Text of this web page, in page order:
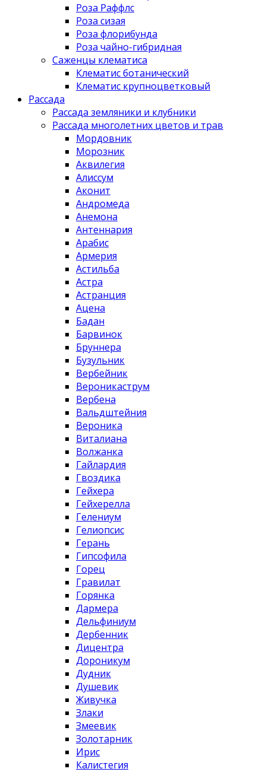
Роза Раффлс
Роза сизая
Роза флорибунда
Роза чайно-гибридная
Саженцы клематиса
Клематис ботанический
Клематис крупноцветковый
Рассада
Рассада земляники и клубники
Рассада многолетних цветов и трав
Мордовник
Морозник
Аквилегия
Алиссум
Аконит
Андромеда
Анемона
Антеннария
Арабис
Армерия
Астильба
Астра
Астранция
Ацена
Бадан
Барвинок
Бруннера
Бузульник
Вербейник
Вероникаструм
Вербена
Вальдштейния
Вероника
Виталиана
Волжанка
Гайлардия
Гвоздика
Гейхера
Гейхерелла
Гелениум
Гелиопсис
Герань
Гипсофила
Горец
Гравилат
Горянка
Дармера
Дельфиниум
Дербенник
Дицентра
Дороникум
Дудник
Душевик
Живучка
Злаки
Змеевик
Золотарник
Ирис
Калистегия